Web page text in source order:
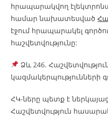
հրապարակվող
համար նախատեսված
էջում հրապարակել
հաշվետվությունը:
Ձև 246.
կազմակերպությունների
ՀԿ-ները պետք է
Հաշվետվություն